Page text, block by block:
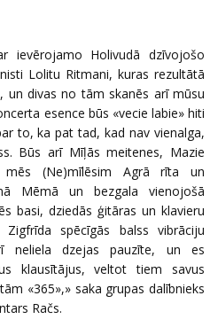
ievērojamo Holivudā dzīvojošo
Lolitu Ritmani, kuras rezultātā
un divas no tām skanēs arī mūsu
esence būs «vecie labie» hiti
to, ka pat tad, kad nav vienalga,
Būs arī Mīļās meitenes, Mazie
mēs (Ne)mīlēsim Agrā rīta un
Mēmā un bezgala vienojošā
basi, dziedās ģitāras un klavieru
spēcīgās balss vibrāciju
dzejas pauzīte, un es
klausītājus, veltot tiem savus
«365»,» saka grupas dalībnieks
Račs.